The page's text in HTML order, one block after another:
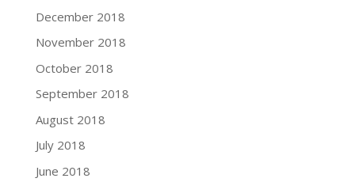
December 2018
November 2018
October 2018
September 2018
August 2018
July 2018
June 2018